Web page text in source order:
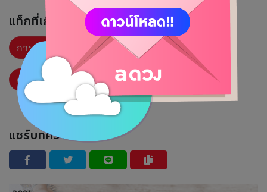
แท็กที่เกี่ยวข้อง :
การเงิน ความรัก การงาน รายเดือน
ดวงรายเดือน
แชร์บทความนี้ :